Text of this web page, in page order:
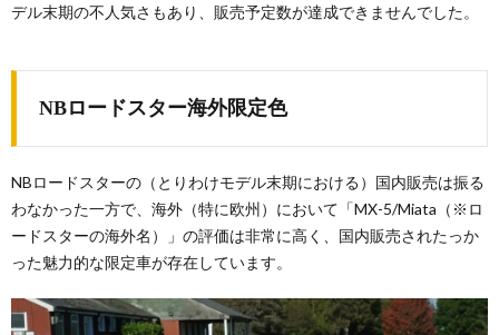
デル末期の不人気さもあり、販売予定数が達成できませんでした。
NBロードスター海外限定色
NBロードスターの（とりわけモデル末期における）国内販売は振る
わなかった一方で、海外（特に欧州）において「MX-5/Miata（※ロ
ードスターの海外名）」の評価は非常に高く、国内販売されたっか
った魅力的な限定車が存在しています。